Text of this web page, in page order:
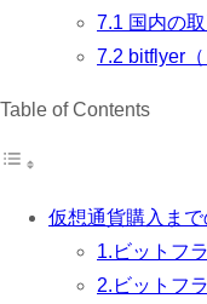
7.1 国内の
7.2 bitflyer
Table of Contents
仮想通貨購入ま
1.ビットフ
2.ビットフ